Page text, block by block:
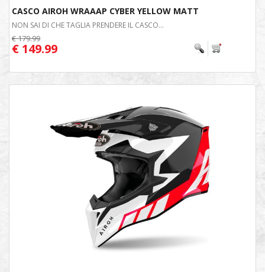
CASCO AIROH WRAAAP CYBER YELLOW MATT
NON SAI DI CHE TAGLIA PRENDERE IL CASCO...
€ 179.99
€ 149.99